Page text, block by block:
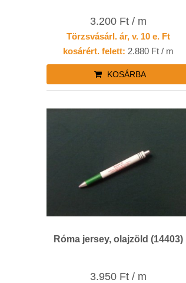
3.200 Ft / m
Törzsvásárl. ár, v. 10 e. Ft
kosárért. felett: 2.880 Ft / m
KOSÁRBA
Róma jersey, olajzöld (14403)
3.950 Ft / m